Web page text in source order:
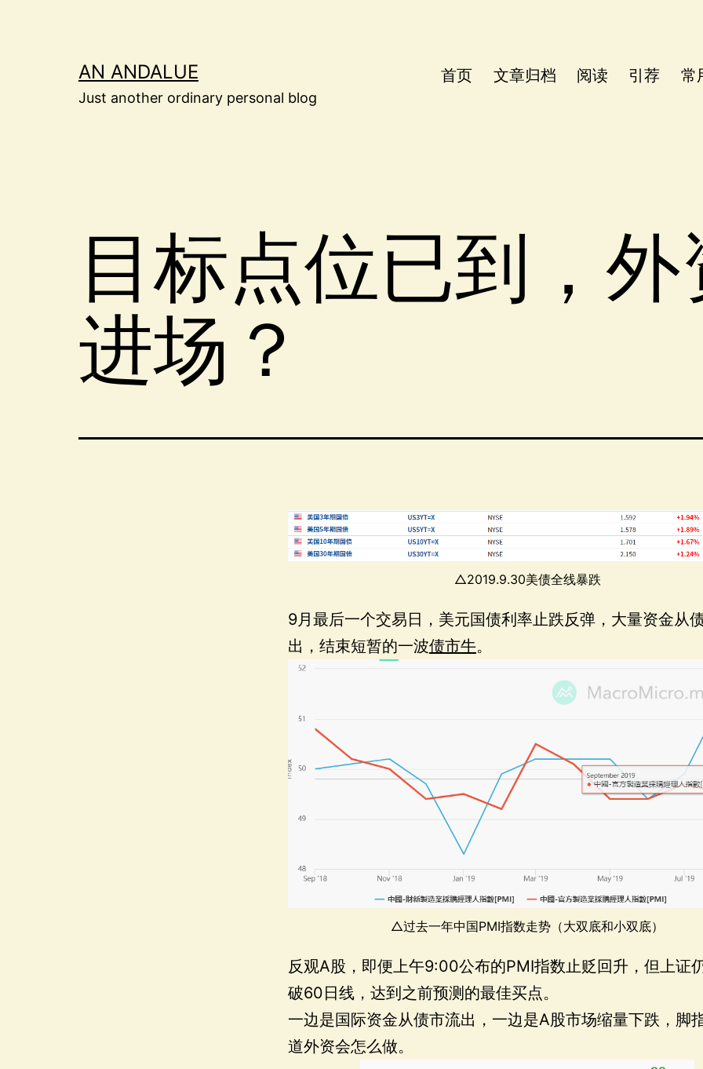
AN ANDALUE
Just another ordinary personal blog
首页 文章归档 阅读 引荐 常
目标点位已到，
进场？
△2019.9.30美债全线暴跌
9月最后一个交易日，美元国债利率止跌反弹，大量资金从
出，结束短暂的一波债市牛。
△过去一年中国PMI指数走势（大双底和小双底）
反观A股，即便上午9:00公布的PMI指数止贬回升，但上证
破60日线，达到之前预测的最佳买点。
一边是国际资金从债市流出，一边是A股市场缩量下跌，脚
道外资会怎么做。